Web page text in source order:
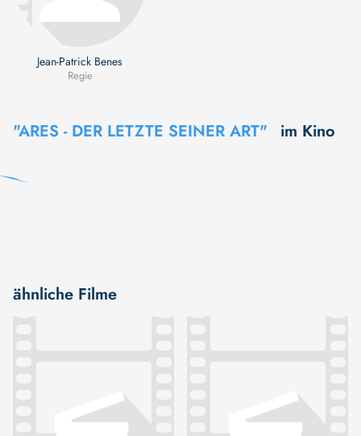
Jean-Patrick Benes
Regie
"ARES - DER LETZTE SEINER ART" im Kino
ähnliche Filme